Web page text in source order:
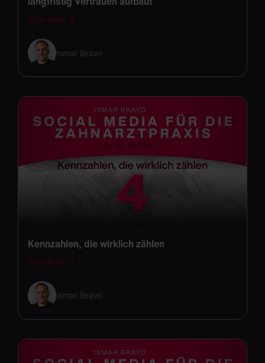
Zum Kurs →
Ismar Bravo
Kennzahlen, die wirklich zählen
Zum Kurs →
Ismar Bravo